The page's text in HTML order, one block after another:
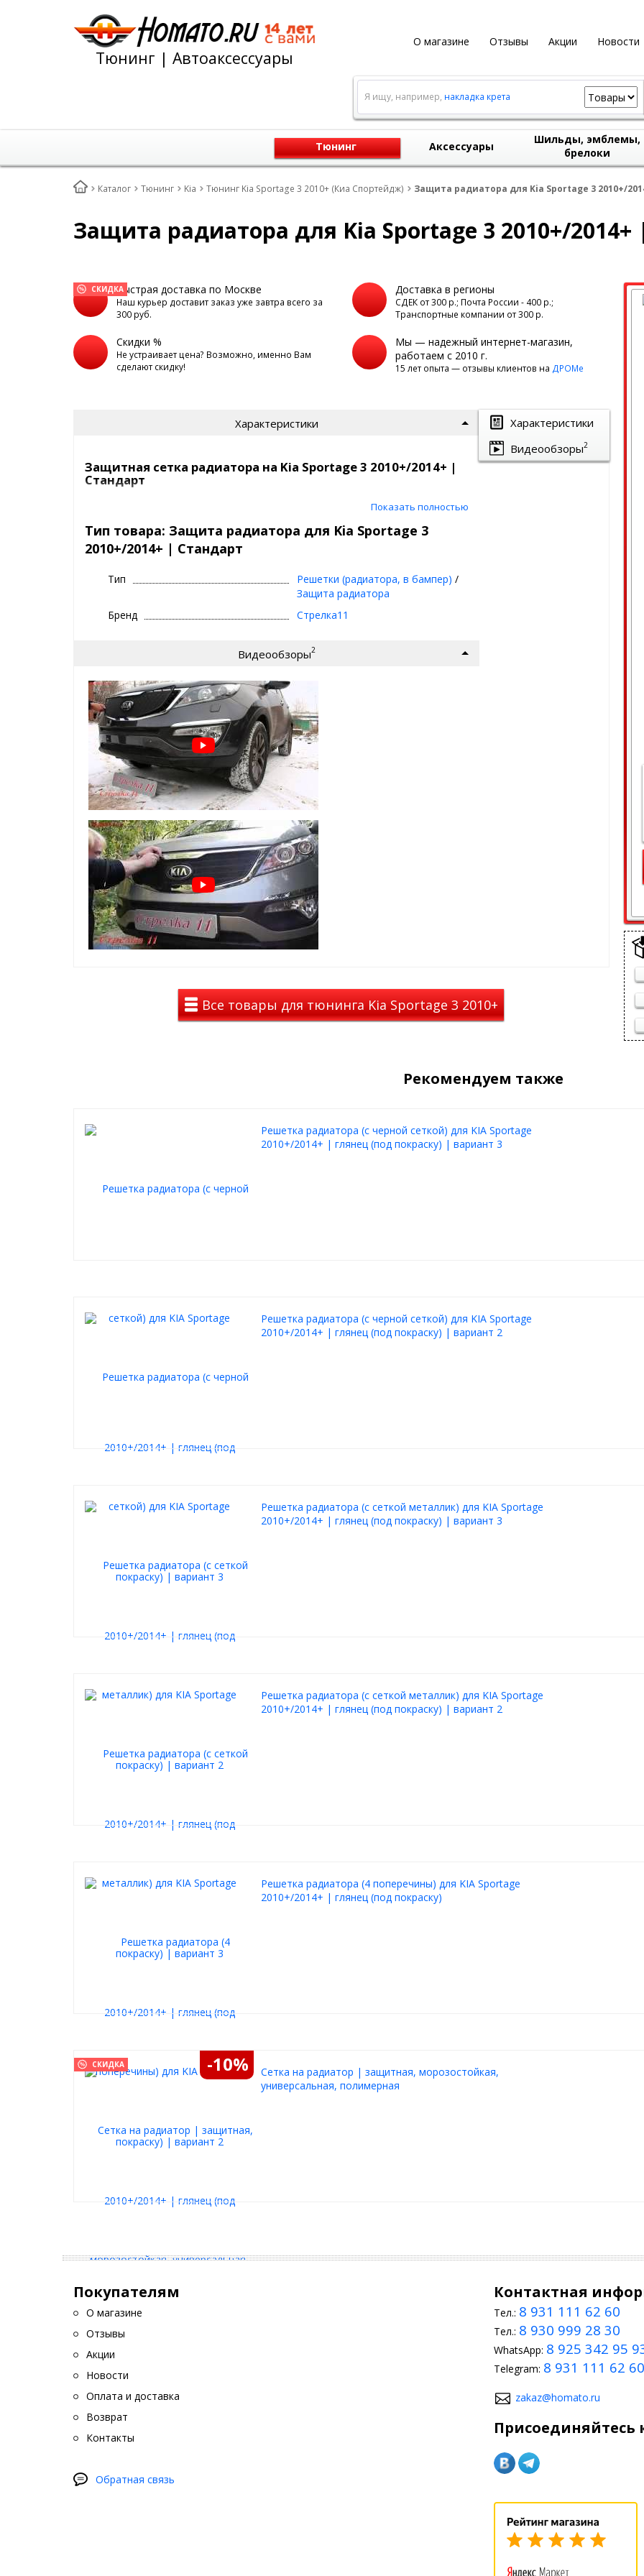
О магазине Отзывы Акции Новости
Тюнинг | Автоаксессуары
Я ищу, например, накладка крета
Тюнинг Аксессуары
Шильды, эмблемы,
брелоки
Каталог Тюнинг Kia Тюнинг Kia Sportage 3 2010+ (Киа Спортейдж) Защита радиатора для Kia Sportage 3 2010+/
Защита радиатора для Kia Sportage 3 2010+/
СКИДКАБыстрая доставка по Москве
Наш курьер доставит заказ уже завтра всего за
300 руб.
Доставка в регионы
СДЕК от 300 р.; Почта России - 400 р.;
Транспортные компании от 300 р.
Скидки %
Не устраивает цена? Возможно, именно Вам
сделают скидку!
Мы — надежный интернет-магазин,
работаем с 2010 г.
15 лет опыта — отзывы клиентов на ДРОМе
Характеристики
Видеообзоры2
Характеристики
Защитная сетка радиатора на Kia Sportage 3 2010+/2014+ |
Стандарт
Сетка на радиатор Kia Sportage 3 2010+/2014+ защитит ваш автомобиль от
насекомых, камней, мусора и выглядит просто отлично!
Самый продаваемый вариант среди защитных сеток на сегодня.
СТАНДАРТ
кант сетки:квадратный, из резины (10x5 мм)
Защита радиатора для Kia Sportage 3 2010+/2014+ | Стандарт
легко устанавливается
без снятия бампера
не мешает воздушным потокам
добавит эксклюзивности внешнему виду Вашего авто
а главное:реально защитит ваш радиатор !
* также доступна опция - зимний пакет
ВАЖНО!!!УстанавливаетсяТОЛЬКО
на защитную сетку радиатора данного
производителя
Зимний пакет (зимние заглушки поверх защитной сетки):
защита радиатора в минусовую погоду от снежно-грязевых мас, реагентов
и т.д.
помогает сохранить тепло в моторном отсеке
простая САМОСТОЯТЕЛЬНАЯ установка, крепится пластиковыми винтами в
ячейку защитной сетки радиатора
Пример установки зимнего пакета:
Показать полностью
Тип товара: Защита радиатора для Kia Sportage 3
2010+/2014+ | Стандарт
Тип Решетки (радиатора, в бампер) /
Защита радиатора
Бренд
Стрелка11
Видеообзоры2
Все товары для тюнинга Kia Sportage 3 2010+
Рекомендуем также
Решетка радиатора (с черной сеткой) для KIA Sportage
2010+/2014+ | глянец (под покраску) | вариант 3
Решетка радиатора (с черной сеткой) для KIA Sportage
2010+/2014+ | глянец (под покраску) | вариант 2
Решетка радиатора (с сеткой металлик) для KIA Sportage
2010+/2014+ | глянец (под покраску) | вариант 3
Решетка радиатора (с сеткой металлик) для KIA Sportage
2010+/2014+ | глянец (под покраску) | вариант 2
Решетка радиатора (4 поперечины) для KIA Sportage
2010+/2014+ | глянец (под покраску)
СКИДКА -10%
Cетка на радиатор | защитная, морозостойкая,
универсальная, полимерная
Покупателям
О магазине
Отзывы
Акции
Новости
Оплата и доставка
Возврат
Контакты
Обратная связь
Контактная
Тел.: 8 931 111 62 60
Тел.: 8 930 999 28 30
WhatsApp: 8 925 342 95
Telegram: 8 931 111 62 60
zakaz@homato.ru
Присоединяйтесь